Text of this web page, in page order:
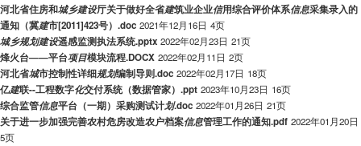
河北省住房和城乡建设厅关于做好全省建筑业企业信用综合评价体系信息采集录入的
通知（冀建市[2011]423号）.doc 2021年12月16日 4页
城乡规划建设遥感监测执法系统.pptx 2022年02月23日 21页
烽火台——平台项目模块流程.DOCX 2022年02月11日 2页
河北省城市控制性详细规划编制导则.doc 2022年02月17日 18页
亿建联--工程数字化交付系统（数据管家）.ppt 2023年10月23日 16页
综合监管信息平台（一期）采购测试计划.doc 2022年01月26日 21页
关于进一步加强完善农村危房改造农户档案信息管理工作的通知.pdf 2022年01月20日
5页